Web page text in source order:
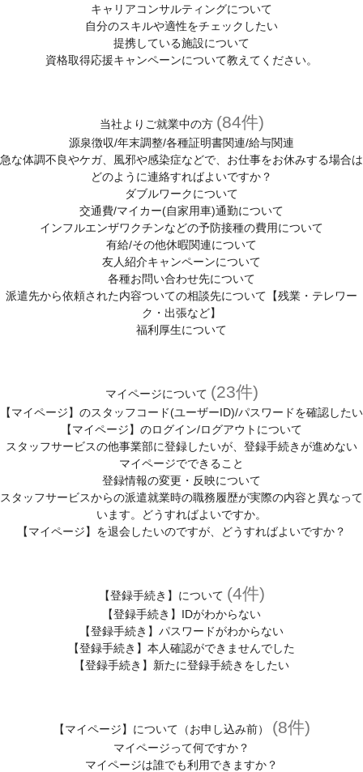
人材派遣のメリット
キャリアコンサルティングについて
自分のスキルや適性をチェックしたい
提携している施設について
資格取得応援キャンペーンについて教えてください。
当社よりご就業中の方 (84件)
源泉徴収/年末調整/各種証明書関連/給与関連
急な体調不良やケガ、風邪や感染症などで、お仕事をお休みする場合は
どのように連絡すればよいですか？
ダブルワークについて
交通費/マイカー(自家用車)通勤について
インフルエンザワクチンなどの予防接種の費用について
有給/その他休暇関連について
友人紹介キャンペーンについて
各種お問い合わせ先について
派遣先から依頼された内容ついての相談先について【残業・テレワー
ク・出張など】
福利厚生について
マイページについて (23件)
【マイページ】のスタッフコード(ユーザーID)/パスワードを確認したい
【マイページ】のログイン/ログアウトについて
スタッフサービスの他事業部に登録したいが、登録手続きが進めない
マイページでできること
登録情報の変更・反映について
スタッフサービスからの派遣就業時の職務履歴が実際の内容と異なって
います。どうすればよいですか。
【マイページ】を退会したいのですが、どうすればよいですか？
【登録手続き】について (4件)
【登録手続き】IDがわからない
【登録手続き】パスワードがわからない
【登録手続き】本人確認ができませんでした
【登録手続き】新たに登録手続きをしたい
【マイページ】について（お申し込み前） (8件)
マイページって何ですか？
マイページは誰でも利用できますか？